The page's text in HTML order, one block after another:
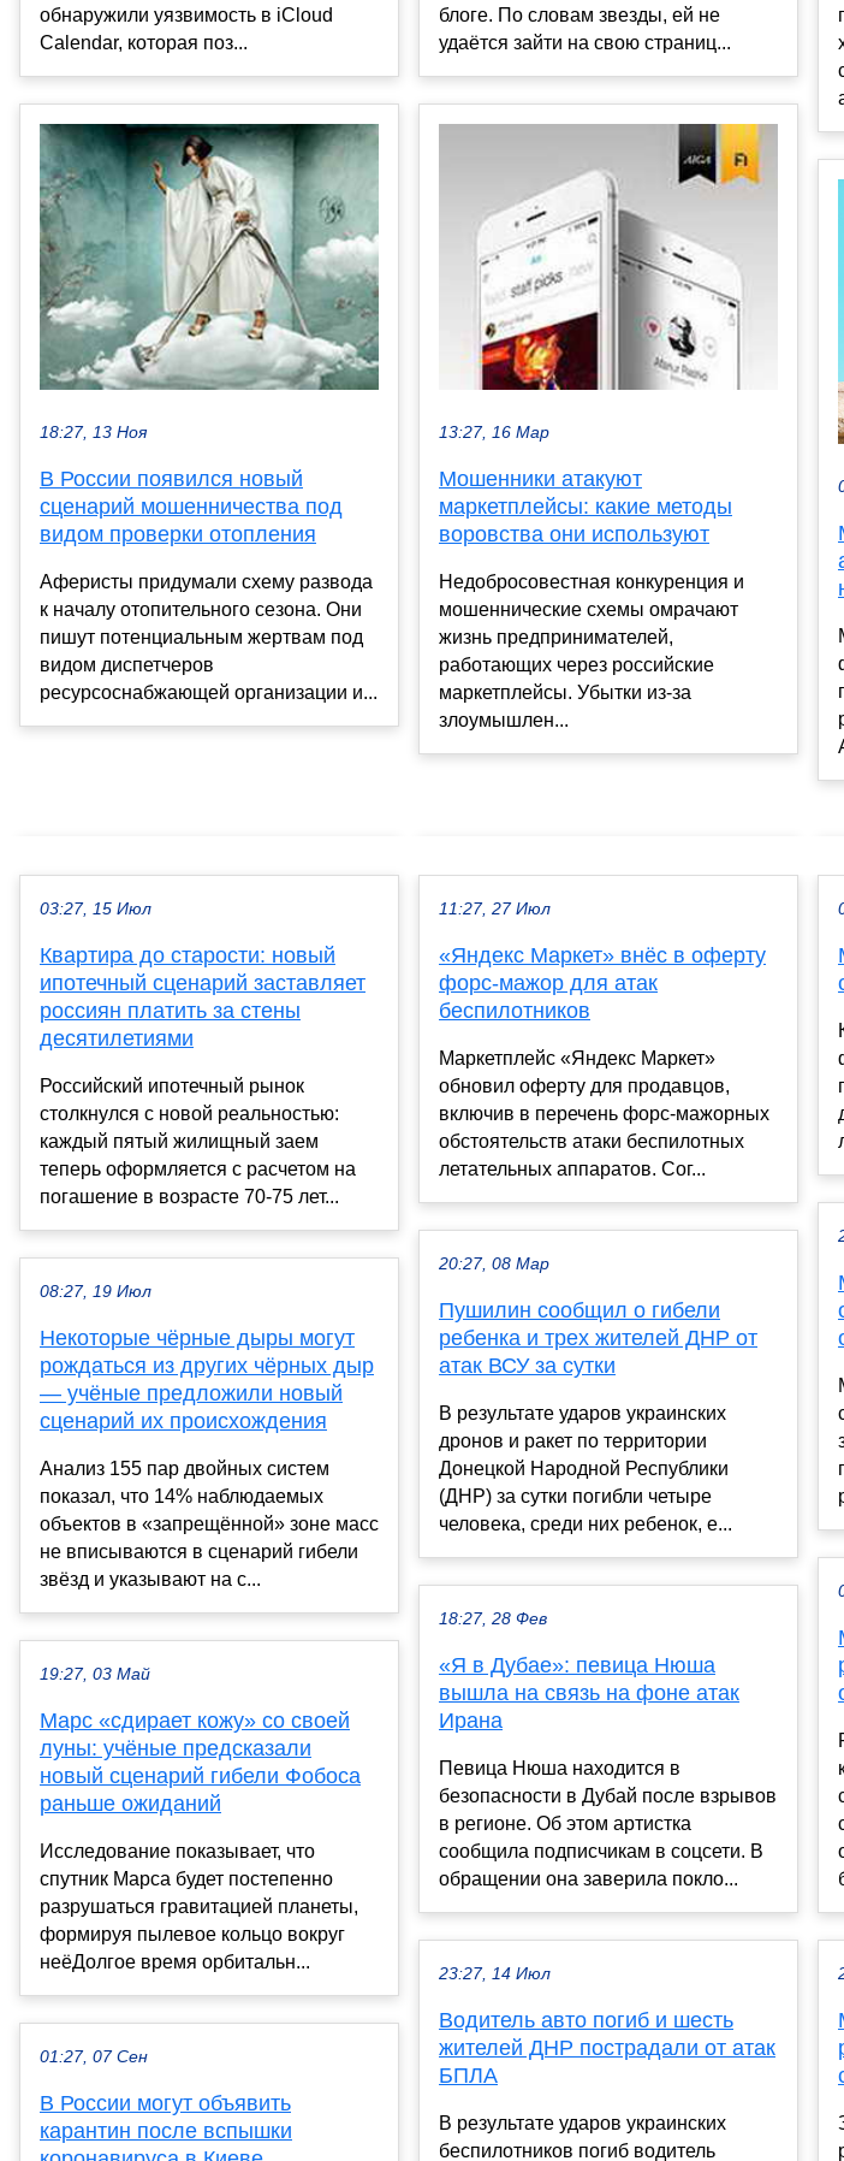
обнаружили уязвимость в iCloud
Calendar, которая поз...
18:27, 13 Ноя
В России появился новый
сценарий мошенничества под
видом проверки отопления
Аферисты придумали схему развода
к началу отопительного сезона. Они
пишут потенциальным жертвам под
видом диспетчеров
ресурсоснабжающей организации и...
блоге. По словам звезды, ей не
удаётся зайти на свою страниц...
13:27, 16 Мар
Мошенники атакуют
маркетплейсы: какие методы
воровства они используют
Недобросовестная конкуренция и
мошеннические схемы омрачают
жизнь предпринимателей,
работающих через российские
маркетплейсы. Убытки из-за
злоумышлен...
03:27, 15 Июл
Квартира до старости: новый
ипотечный сценарий заставляет
россиян платить за стены
десятилетиями
Российский ипотечный рынок
столкнулся с новой реальностью:
каждый пятый жилищный заем
теперь оформляется с расчетом на
погашение в возрасте 70-75 лет...
08:27, 19 Июл
Некоторые чёрные дыры могут
рождаться из других чёрных дыр
— учёные предложили новый
сценарий их происхождения
Анализ 155 пар двойных систем
показал, что 14% наблюдаемых
объектов в «запрещённой» зоне масс
не вписываются в сценарий гибели
звёзд и указывают на с...
19:27, 03 Май
Марс «сдирает кожу» со своей
луны: учёные предсказали
новый сценарий гибели Фобоса
раньше ожиданий
Исследование показывает, что
спутник Марса будет постепенно
разрушаться гравитацией планеты,
формируя пылевое кольцо вокруг
неёДолгое время орбитальн...
01:27, 07 Сен
В России могут объявить
карантин после вспышки
11:27, 27 Июл
«Яндекс Маркет» внёс в оферту
форс-мажор для атак
беспилотников
Маркетплейс «Яндекс Маркет»
обновил оферту для продавцов,
включив в перечень форс-мажорных
обстоятельств атаки беспилотных
летательных аппаратов. Сог...
20:27, 08 Мар
Пушилин сообщил о гибели
ребенка и трех жителей ДНР от
атак ВСУ за сутки
В результате ударов украинских
дронов и ракет по территории
Донецкой Народной Республики
(ДНР) за сутки погибли четыре
человека, среди них ребенок, е...
18:27, 28 Фев
«Я в Дубае»: певица Нюша
вышла на связь на фоне атак
Ирана
Певица Нюша находится в
безопасности в Дубай после взрывов
в регионе. Об этом артистка
сообщила подписчикам в соцсети. В
обращении она заверила покло...
23:27, 14 Июл
Водитель авто погиб и шесть
жителей ДНР пострадали от атак
БПЛА
В результате ударов украинских
беспилотников погиб водитель